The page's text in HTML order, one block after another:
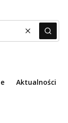
WyczyśćSzukaj
Aktualności